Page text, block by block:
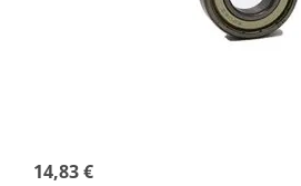
14,83 €